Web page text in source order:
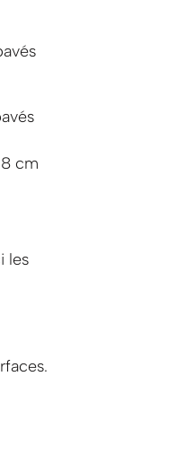
cm
les